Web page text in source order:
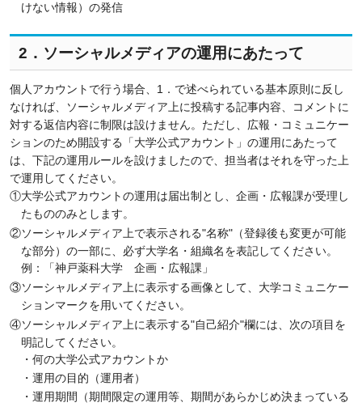
けない情報）の発信
2．ソーシャルメディアの運用にあたって
個人アカウントで行う場合、1．で述べられている基本原則に反し
なければ、ソーシャルメディア上に投稿する記事内容、コメントに
対する返信内容に制限は設けません。ただし、広報・コミュニケー
ションのため開設する「大学公式アカウント」の運用にあたって
は、下記の運用ルールを設けましたので、担当者はそれを守った上
で運用してください。
①大学公式アカウントの運用は届出制とし、企画・広報課が受理し
たもののみとします。
②ソーシャルメディア上で表示される"名称"（登録後も変更が可能
な部分）の一部に、必ず大学名・組織名を表記してください。
例：「神戸薬科大学 企画・広報課」
③ソーシャルメディア上に表示する画像として、大学コミュニケー
ションマークを用いてください。
④ソーシャルメディア上に表示する"自己紹介"欄には、次の項目を
明記してください。
・何の大学公式アカウントか
・運用の目的（運用者）
・運用期間（期間限定の運用等、期間があらかじめ決まっている